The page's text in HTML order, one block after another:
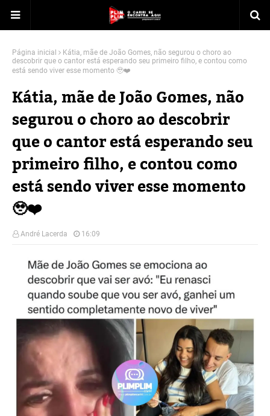
Página inicial
Kátia, mãe de João Gomes, não segurou o choro ao
descobrir que o cantor está esperando seu primeiro filho, e contou como
está sendo viver esse momento 🥹❤️
Kátia, mãe de João Gomes, não
segurou o choro ao descobrir
que o cantor está esperando seu
primeiro filho, e contou como
está sendo viver esse momento
🥹❤️
André Lacerda 16:09